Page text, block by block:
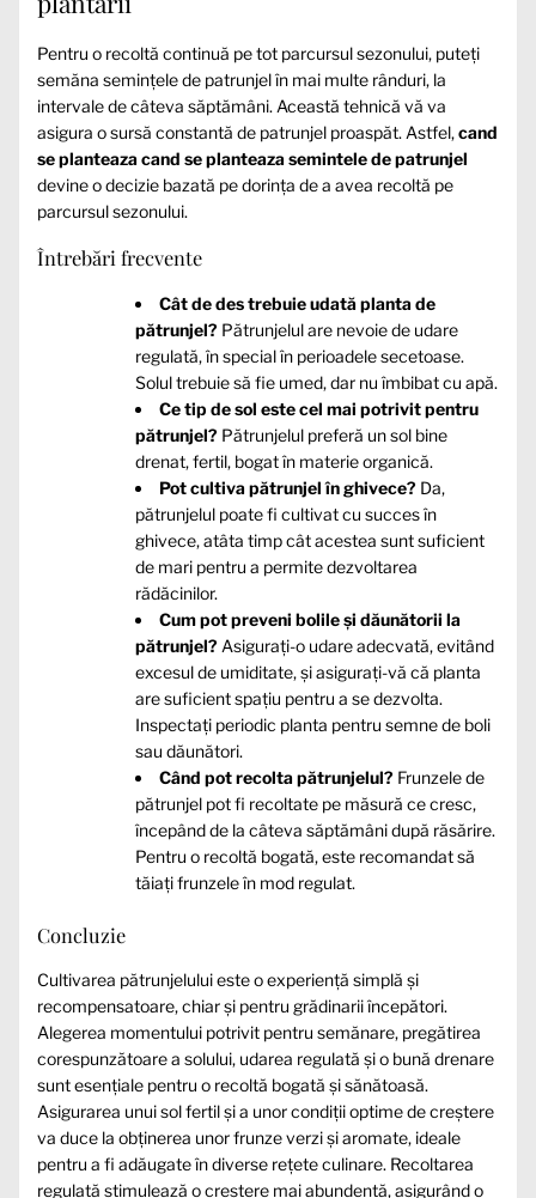
Pentru o recoltă continuă pe tot parcursul sezonului, puteți
semăna semințele de patrunjel în mai multe rânduri, la
intervale de câteva săptămâni. Această tehnică vă va
asigura o sursă constantă de patrunjel proaspăt. Astfel,cand
se planteaza cand se planteaza semintele de patrunjel
devine o decizie bazată pe dorința de a avea recoltă pe
parcursul sezonului.
Întrebări frecvente
Cât de des trebuie udată planta de
pătrunjel? Pătrunjelul are nevoie de udare
regulată, în special în perioadele secetoase.
Solul trebuie să fie umed, dar nu îmbibat cu apă.
Ce tip de sol este cel mai potrivit pentru
pătrunjel? Pătrunjelul preferă un sol bine
drenat, fertil, bogat în materie organică.
Pot cultiva pătrunjel în ghivece? Da,
pătrunjelul poate fi cultivat cu succes în
ghivece, atâta timp cât acestea sunt suficient
de mari pentru a permite dezvoltarea
rădăcinilor.
Cum pot preveni bolile și dăunătorii la
pătrunjel? Asigurați-o udare adecvată, evitând
excesul de umiditate, și asigurați-vă că planta
are suficient spațiu pentru a se dezvolta.
Inspectați periodic planta pentru semne de boli
sau dăunători.
Când pot recolta pătrunjelul? Frunzele de
pătrunjel pot fi recoltate pe măsură ce cresc,
începând de la câteva săptămâni după răsărire.
Pentru o recoltă bogată, este recomandat să
tăiați frunzele în mod regulat.
Concluzie
Cultivarea pătrunjelului este o experiență simplă și
recompensatoare, chiar și pentru grădinarii începători.
Alegerea momentului potrivit pentru semănare, pregătirea
corespunzătoare a solului, udarea regulată și o bună drenare
sunt esențiale pentru o recoltă bogată și sănătoasă.
Asigurarea unui sol fertil și a unor condiții optime de creștere
va duce la obținerea unor frunze verzi și aromate, ideale
pentru a fi adăugate în diverse rețete culinare. Recoltarea
regulată stimulează o creștere mai abundentă, asigurând o